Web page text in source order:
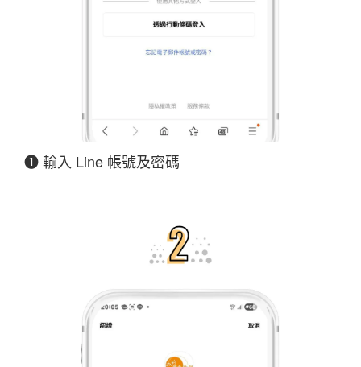
❶ 輸入 Line 帳號及密碼